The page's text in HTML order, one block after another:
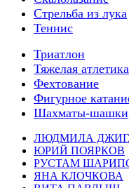
Стрельба из лука
Теннис
Триатлон
Тяжелая атлетика
Фехтование
Фигурное
Шахматы-шашки
ЛЮДМИЛА
ЮРИЙ ПОЯРКОВ
РУСТАМ
ЯНА КЛОЧКОВА